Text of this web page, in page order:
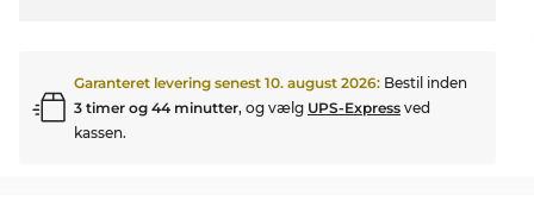
Garanteret levering senest 10. august 2026: Bestil inden
3 timer og 44 minutter, og vælg UPS-Express ved
kassen.